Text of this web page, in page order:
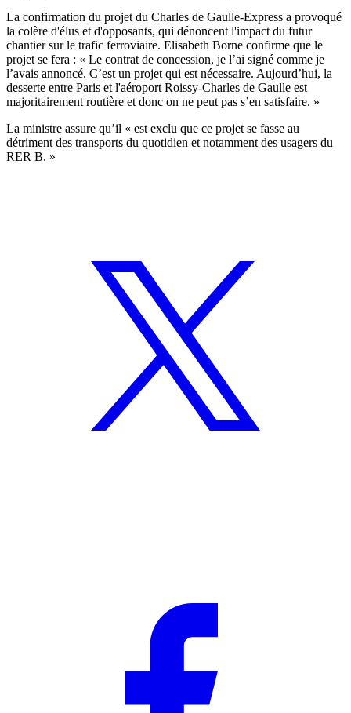
La confirmation du projet du Charles de Gaulle-Express a provoqué
la colère d'élus et d'opposants, qui dénoncent l'impact du futur
chantier sur le trafic ferroviaire. Elisabeth Borne confirme que le
projet se fera : « Le contrat de concession, je l’ai signé comme je
l’avais annoncé. C’est un projet qui est nécessaire. Aujourd’hui, la
desserte entre Paris et l'aéroport Roissy-Charles de Gaulle est
majoritairement routière et donc on ne peut pas s’en satisfaire. »
La ministre assure qu’il « est exclu que ce projet se fasse au
détriment des transports du quotidien et notamment des usagers du
RER B. »